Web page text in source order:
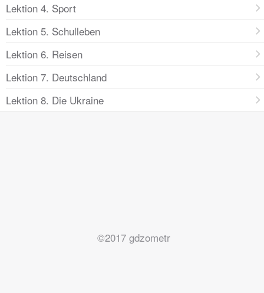
Lektion 4. Sport
Lektion 5. Schulleben
Lektion 6. Reisen
Lektion 7. Deutschland
Lektion 8. Die Ukraine
©2017 gdzometr